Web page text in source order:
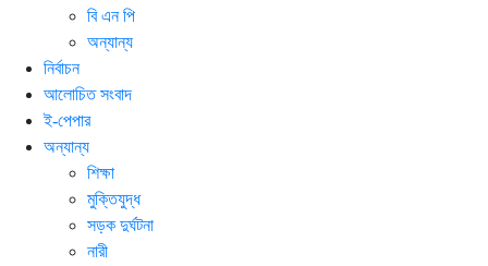
বি এন পি
অন্যান্য
নির্বাচন
আলোচিত সংবাদ
ই-পেপার
অন্যান্য
শিক্ষা
মুক্তিযুদ্ধ
সড়ক দুর্ঘটনা
নারী